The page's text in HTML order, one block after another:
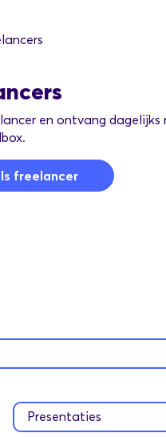
en ontvang dagelijks
freelancer